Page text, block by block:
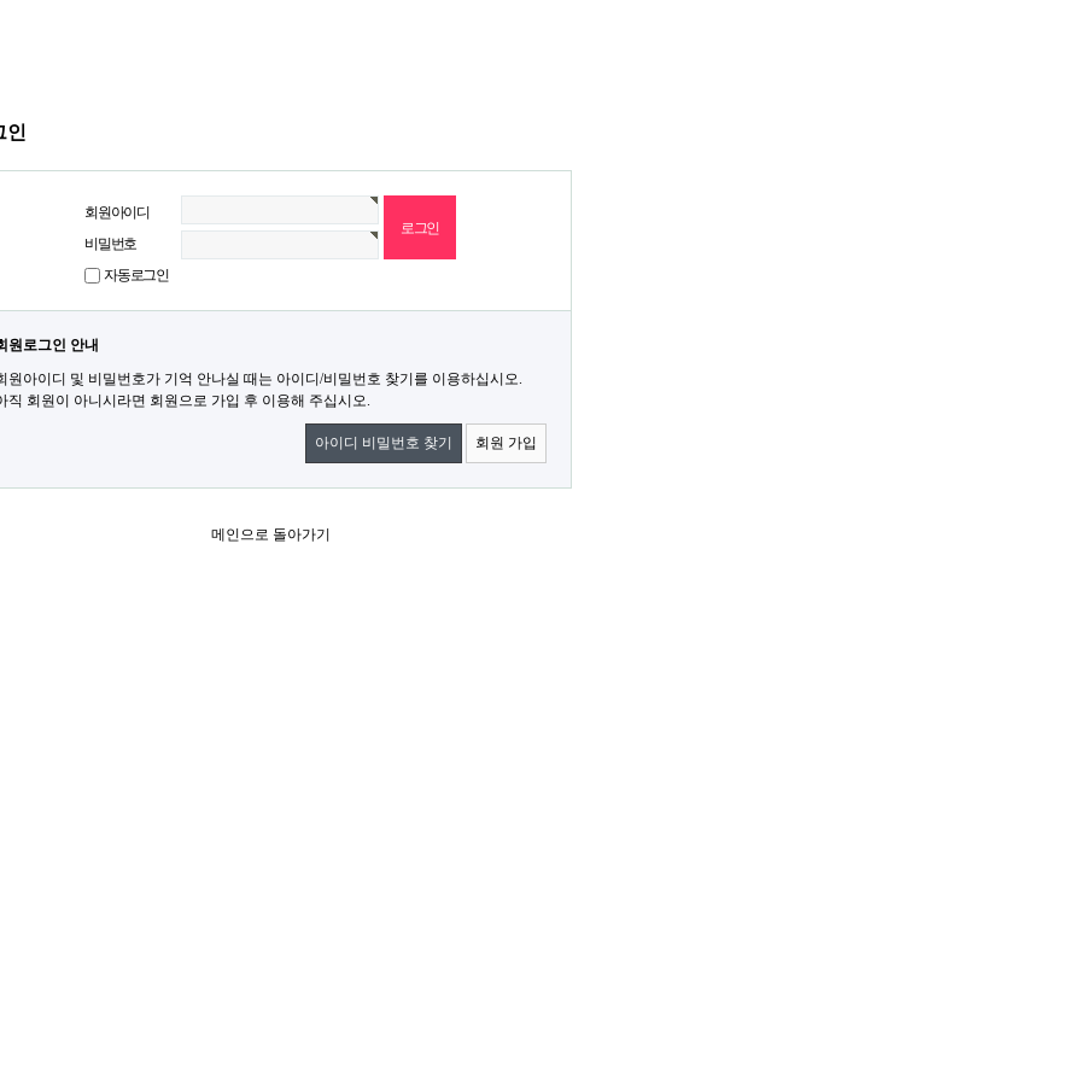
인
회원아이디
비밀번호
자동로그인
원로그인 안내
원아이디 및 비밀번호가 기억 안나실 때는 아이디/비밀번호 찾기를 이용하십시오.
직 회원이 아니시라면 회원으로 가입 후 이용해 주십시오.
아이디 비밀번호 찾기 회원 가입
메인으로 돌아가기